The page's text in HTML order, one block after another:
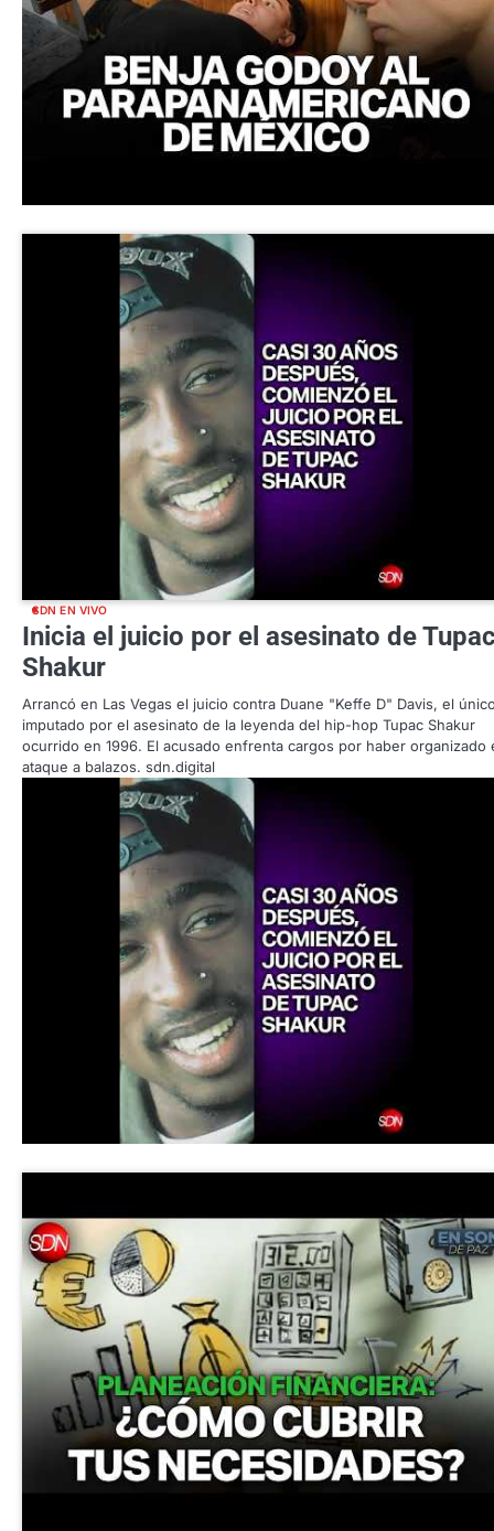
SDN EN VIVO
Inicia el juicio por el asesinato de
Shakur
Arrancó en Las Vegas el juicio contra Duane "Keffe D" Davis, el
imputado por el asesinato de la leyenda del hip-hop Tupac Shakur
ocurrido en 1996. El acusado enfrenta cargos por haber organizado
ataque a balazos. sdn.digital